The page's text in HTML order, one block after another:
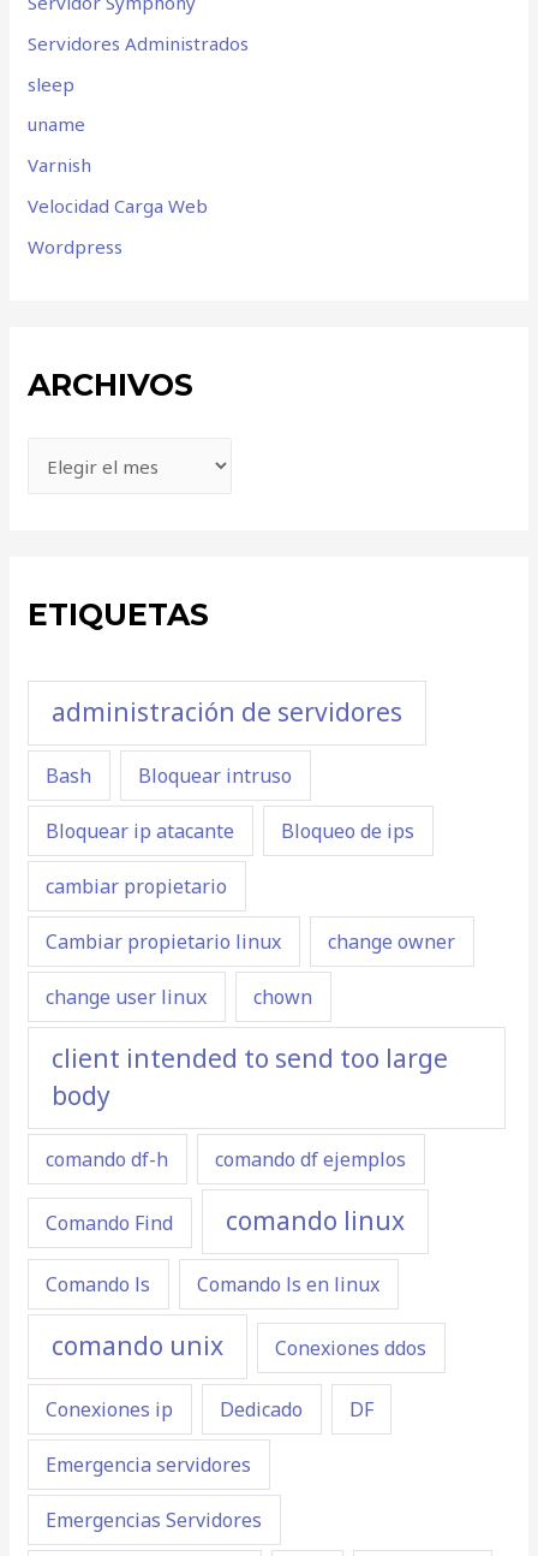
Servidores Administrados
sleep
uname
Varnish
Velocidad Carga Web
Wordpress
ARCHIVOS
ETIQUETAS
administración de servidores
Bash Bloquear intruso
Bloquear ip atacante Bloqueo de ips
cambiar propietario
Cambiar propietario linux change owner
change user linux chown
client intended to send too large
body
comando df-h comando df ejemplos
Comando Find comando linux
Comando ls Comando ls en linux
comando unix Conexiones ddos
Conexiones ip Dedicado DF
Emergencia servidores
Emergencias Servidores